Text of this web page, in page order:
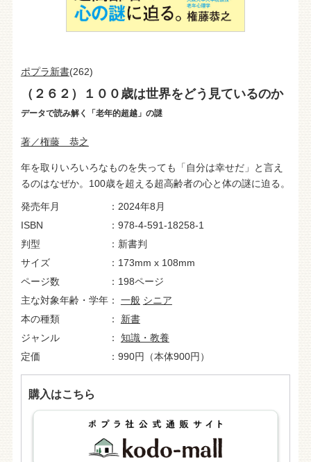
ポプラ新書(262)
（２６２）１００歳は世界をどう見ているのか
データで読み解く「老年的超越」の謎
著／権藤 恭之
年を取りいろいろなものを失っても「自分は幸せだ」と言え
るのはなぜか。100歳を超える超高齢者の心と体の謎に迫る。
発売年月
2024年8月
ISBN
978-4-591-18258-1
判型
新書判
サイズ
173mm x 108mm
ページ数
198ページ
主な対象年齢・学年
一般 シニア
本の種類
新書
ジャンル
知識・教養
定価
990円（本体900円）
購入はこちら